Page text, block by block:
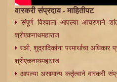
वारकरी संप्रदाय - माहितीपट
संपूर्ण विश्वाला आपल्या आचरणाने
श्रीएकनाथमहाराज
स्ञी, शुद्रादिकांना परमार्थाचा
श्रीएकनाथमहाराज
आपल्या असामान्य कर्तृत्वाने वारकरी